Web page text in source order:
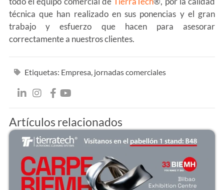
técnica que han realizado en sus ponencias y el gran
trabajo y esfuerzo que hacen para asesorar
correctamente a nuestros clientes.
Etiquetas: Empresa, jornadas comerciales
Artículos relacionados